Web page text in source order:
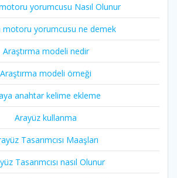
yorumcusu Nasıl Olunur
motoru yorumcusu ne demek
Araştırma modeli nedir
Araştırma modeli örneği
anahtar kelime ekleme
Arayüz kullanma
Tasarımcısı Maaşları
Tasarımcısı nasıl Olunur